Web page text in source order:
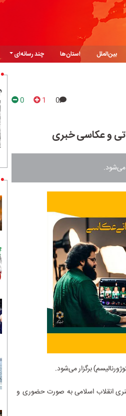
بین‌الملل استان‌ها
چند رسانه‌ای
0
1
0
و عکاسی خبری
می‌شود.
برگزار می‌شود.
انقلاب اسلامی به صورت حضوری و